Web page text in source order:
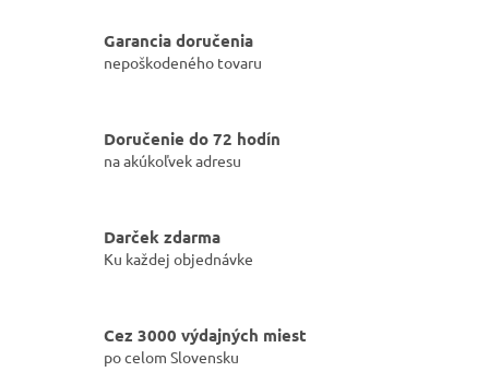
Garancia doručenia
nepoškodeného tovaru
Doručenie do 72 hodín
na akúkoľvek adresu
Darček zdarma
Ku každej objednávke
Cez 3000 výdajných miest
po celom Slovensku